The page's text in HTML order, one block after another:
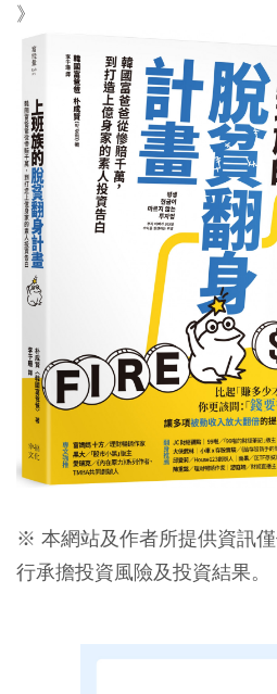
》
※ 本網站及作者所提供資訊
行承擔投資風險及投資結果。